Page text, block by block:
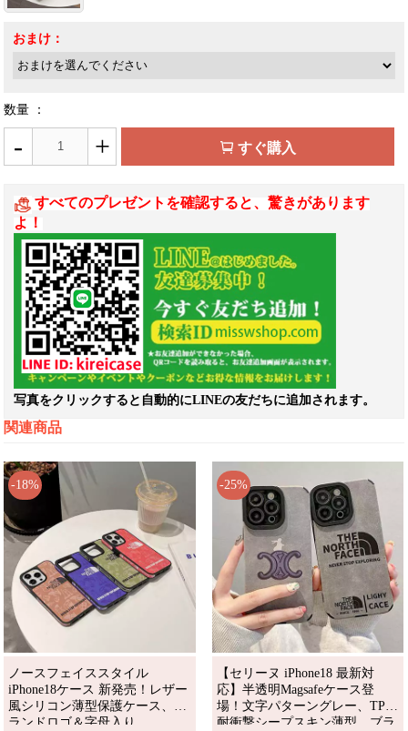
おまけ：
数量 ：
- + すぐ購入
すべてのプレゼントを確認すると、驚きがあります
よ！
写真をクリックすると自動的にLINEの友だちに追加されます。
関連商品
-18%
ノースフェイススタイル
iPhone18ケース 新発売！レザー
風シリコン薄型保護ケース、ブ
ランドロゴ＆字母入り。
-25%
【セリーヌ iPhone18 最新対
応】半透明Magsafeケース登
場！文字パターングレー、TPU
耐衝撃シープスキン薄型。ブラ